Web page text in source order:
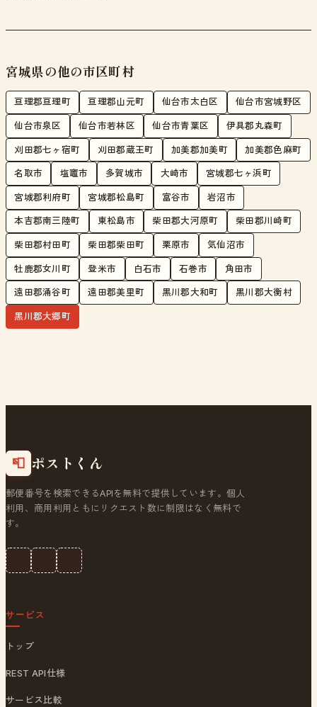
宮城県の他の市区町村
亘理郡亘理町 亘理郡山元町 仙台市太白区 仙台市宮城野区
仙台市泉区 仙台市若林区 仙台市青葉区 伊具郡丸森町
刈田郡七ヶ宿町 刈田郡蔵王町 加美郡加美町 加美郡色麻町
名取市 塩竈市 多賀城市 大崎市 宮城郡七ヶ浜町
宮城郡利府町 宮城郡松島町 富谷市 岩沼市
本吉郡南三陸町 東松島市 柴田郡大河原町 柴田郡川崎町
柴田郡村田町 柴田郡柴田町 栗原市 気仙沼市
牡鹿郡女川町 登米市 白石市 石巻市 角田市
遠田郡涌谷町 遠田郡美里町 黒川郡大和町 黒川郡大衡村
黒川郡大郷町
📮 ポストくん
郵便番号を検索できるAPIを無料で提供しています。個人
利用、商用利用ともにリクエスト数に制限はなく無料で
す。
サービス
トップ
REST API仕様
サービス比較